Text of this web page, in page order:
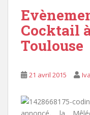
Cocktail
Toulouse
21 avril 2015